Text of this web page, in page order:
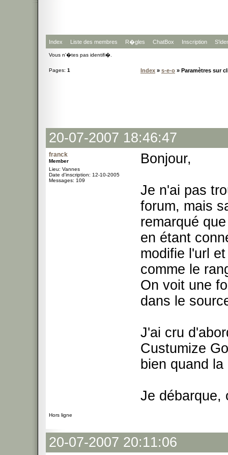
Index Liste des membres R�gles ChatBox Inscription
Vous n'�tes pas identifi�.
Pages: 1 Index » s-e-o » Paramètres sur
20-07-2007 18:46:47
franck
Member
Lieu: Vannes
Date d'inscription: 12-10-2005
Messages: 109
Bonjour,
Je n'ai pas
forum, mais
remarqué
en étant
modifie l'url
comme le
On voit une
dans le
J'ai cru
Custumize
bien quand
Je débarque,
Hors ligne
20-07-2007 20:11:06